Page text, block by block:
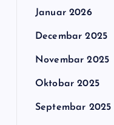
Januar 2026
Decembar 2025
Novembar 2025
Oktobar 2025
Septembar 2025